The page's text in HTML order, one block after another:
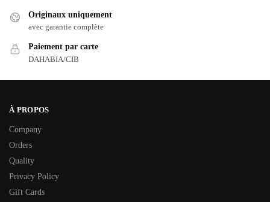
Originaux uniquement
avec garantie complète
Paiement par carte
DAHABIA/CIB
À PROPOS
Company
Orders
Quality
Privacy Policy
Gift Cards